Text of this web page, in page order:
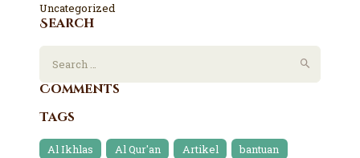
Uncategorized
Search
Comments
Tags
Al Ikhlas Al Qur'an Artikel
bantuan